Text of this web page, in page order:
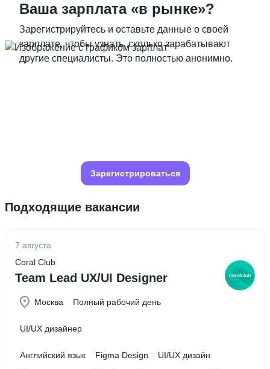
Ваша зарплата «в рынке»?
Зарегистрируйтесь и оставьте данные о своей
зарплате, чтобы узнать, сколько зарабатывают
другие специалисты. Это полностью анонимно.
Зарегистрироваться
Подходящие вакансии
7 августа
Coral Club
Team Lead UX/UI Designer
Москва Полный рабочий день
UI/UX дизайнер
Английский язык Figma Design
UI/UX дизайн